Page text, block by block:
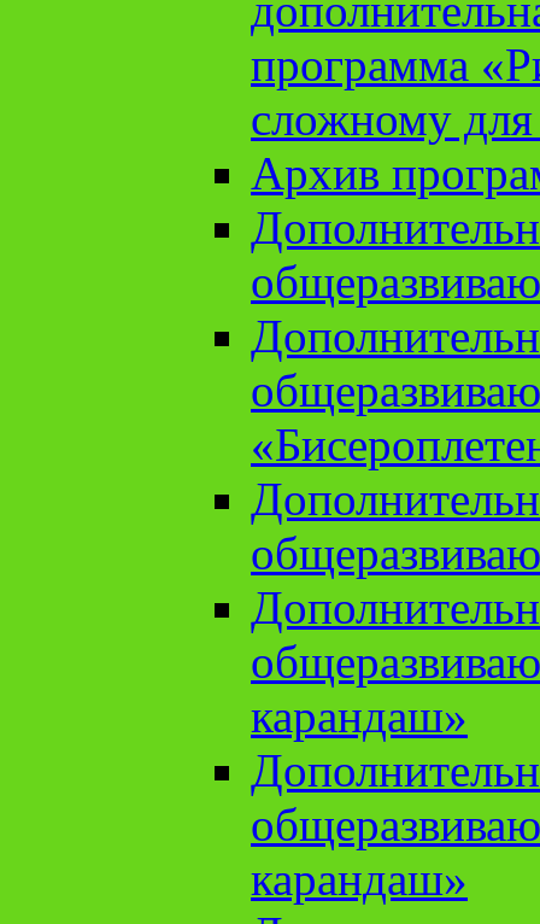
программа
сложному
Архив
карандаш»
карандаш»